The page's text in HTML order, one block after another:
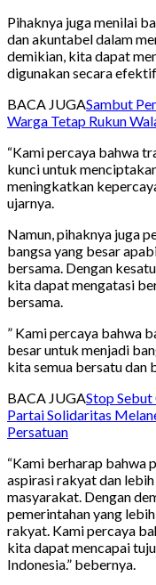
Pihaknya juga menilai
dan akuntabel dalam
demikian, kita dapat
digunakan secara
BACA JUGASambut
Warga Tetap Rukun
“Kami percaya bahwa
kunci untuk
meningkatkan
ujarnya.
Namun, pihaknya juga
bangsa yang besar
bersama. Dengan
kita dapat mengatasi
bersama.
” Kami percaya bahwa
besar untuk menjadi
kita semua bersatu dan
BACA JUGAStop
Partai Solidaritas
Persatuan
“Kami berharap bahwa
aspirasi rakyat dan
masyarakat. Dengan
pemerintahan yang
rakyat. Kami percaya
kita dapat mencapai
Indonesia.” bebernya.